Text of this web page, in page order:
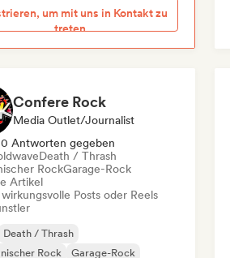
um mit uns in Kontakt zu
treten
Confere Rock
Media Outlet/Journalist
Antworten gegeben
Death / Thrash
RockGarage-Rock
Artikel
Posts oder Reels
Death / Thrash
Rock
Garage-Rock